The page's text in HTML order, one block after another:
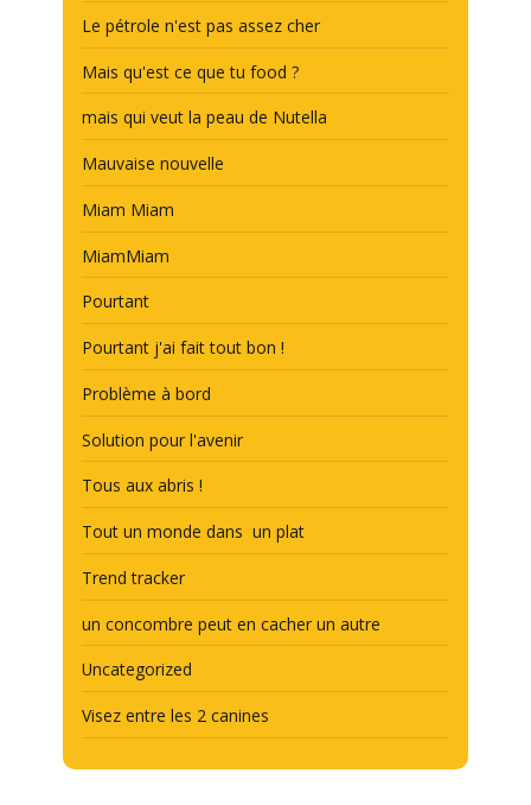
Le pétrole n'est pas assez cher
Mais qu'est ce que tu food ?
mais qui veut la peau de Nutella
Mauvaise nouvelle
Miam Miam
MiamMiam
Pourtant
Pourtant j'ai fait tout bon !
Problème à bord
Solution pour l'avenir
Tous aux abris !
Tout un monde dans un plat
Trend tracker
un concombre peut en cacher un autre
Uncategorized
Visez entre les 2 canines